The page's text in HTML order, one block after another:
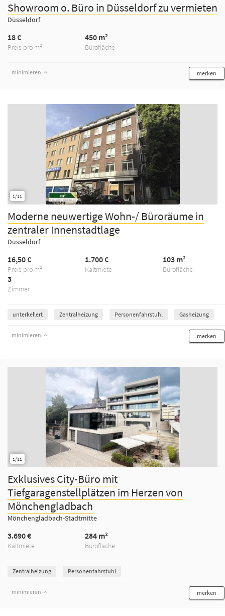
Showroom o. Büro in Düsseldorf zu vermieten
Düsseldorf
Preis pro m²
18 €
Bürofläche
450 m²
minimieren merken
1/11
Moderne neuwertige Wohn-/ Büroräume in
zentraler Innenstadtlage
Düsseldorf
Preis pro m²
16,50 €
Kaltmiete
1.700 €
Bürofläche
103 m²
Zimmer
3
unterkellert Zentralheizung Personenfahrstuhl Gasheizung
minimieren merken
1/11
Exklusives City-Büro mit
Tiefgaragenstellplätzen im Herzen von
Mönchengladbach
Mönchengladbach-Stadtmitte
Kaltmiete
3.690 €
Bürofläche
284 m²
Zentralheizung Personenfahrstuhl
minimieren merken